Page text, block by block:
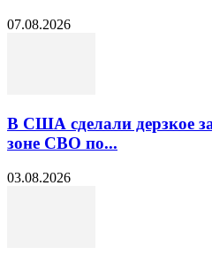
07.08.2026
В США сделали дерзкое
зоне СВО по...
03.08.2026